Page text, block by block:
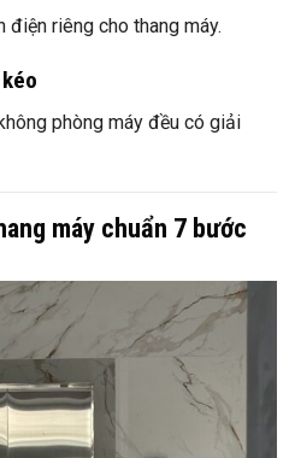
điện riêng cho thang máy.
phòng máy đều có giải
máy chuẩn 7 bước